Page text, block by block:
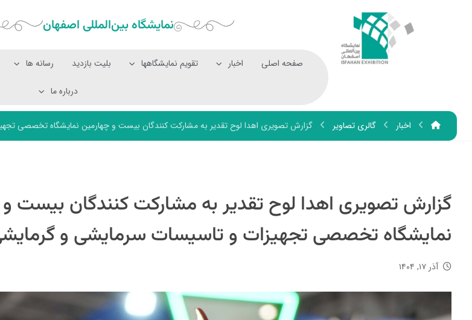
نمایشگاه بین‌المللی‌ اصفهان
صفحه اصلی اخبار تقویم نمایشگاهها بلیت بازدید رسانه ها
درباره ما
اخبار گالری تصاویر گزارش تصویری اهدا لوح تقدیر به مشارکت کنندگان بیست و چهارمین نمایشگاه تخصصی
گزارش تصویری اهدا لوح تقدیر به مشارکت کنندگان بیست
نمایشگاه تخصصی تجهیزات و تاسیسات سرمایشی و
آذر ۱۷, ۱۴۰۴